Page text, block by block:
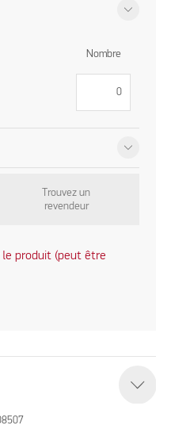
Nombre
Trouvez un
revendeur
le produit (peut être